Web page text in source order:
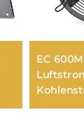
EC